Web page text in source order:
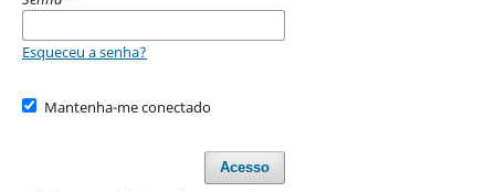
Esqueceu a senha?
Mantenha-me conectado
Acesso